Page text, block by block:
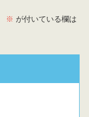
※ が付いている欄は